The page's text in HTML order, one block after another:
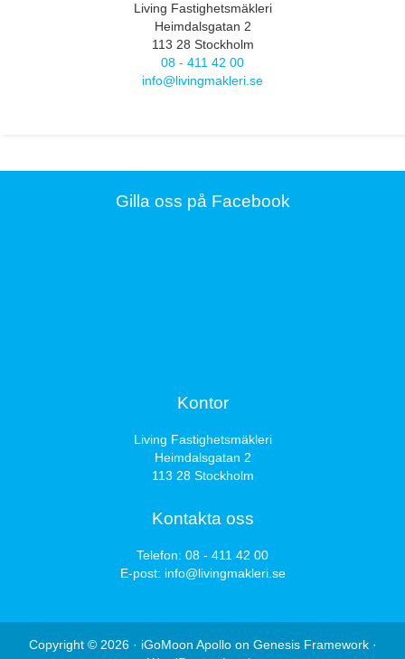
Living Fastighetsmäkleri
Heimdalsgatan 2
113 28 Stockholm
08 - 411 42 00
info@livingmakleri.se
Gilla oss på Facebook
Kontor
Living Fastighetsmäkleri
Heimdalsgatan 2
113 28 Stockholm
Kontakta oss
Telefon: 08 - 411 42 00
E-post: info@livingmakleri.se
Copyright © 2026 · iGoMoon Apolloon Genesis Framework·